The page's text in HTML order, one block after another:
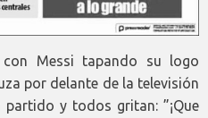
con Messi tapando su logo
por delante de la televisión
y todos gritan: ”¡Que